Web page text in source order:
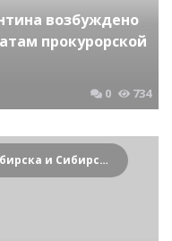
возбуждено
прокурорской
0 734
Криминальные новости Новосибирска и Сибирского региона